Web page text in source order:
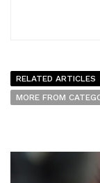
RELATED ARTICLES
MORE FROM